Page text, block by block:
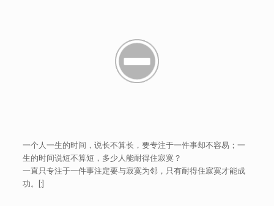
一个人一生的时间，说长不算长，要专注于一件事却不容易；一
生的时间说短不算短，多少人能耐得住寂寞？
一直只专注于一件事注定要与寂寞为邻，只有耐得住寂寞才能成
功。[:]